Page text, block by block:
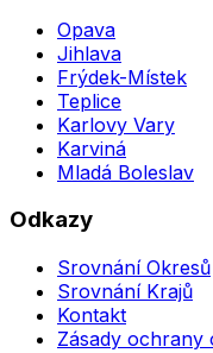
Opava
Jihlava
Frýdek-Místek
Teplice
Karlovy Vary
Karviná
Mladá Boleslav
Odkazy
Srovnání Okresů
Srovnání Krajů
Kontakt
Zásady ochrany